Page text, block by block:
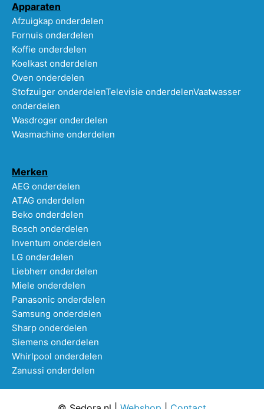
Apparaten
Afzuigkap onderdelen
Fornuis onderdelen
Koffie onderdelen
Koelkast onderdelen
Oven onderdelen
Stofzuiger onderdelenTelevisie onderdelenVaatwasser
onderdelen
Wasdroger onderdelen
Wasmachine onderdelen
Merken
AEG onderdelen
ATAG onderdelen
Beko onderdelen
Bosch onderdelen
Inventum onderdelen
LG onderdelen
Liebherr onderdelen
Miele onderdelen
Panasonic onderdelen
Samsung onderdelen
Sharp onderdelen
Siemens onderdelen
Whirlpool onderdelen
Zanussi onderdelen